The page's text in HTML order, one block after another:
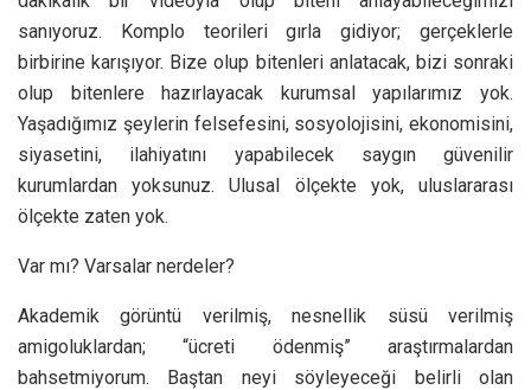
sanıyoruz. Komplo teorileri gırla gidiyor; gerçeklerle
birbirine karışıyor. Bize olup bitenleri anlatacak, bizi sonraki
olup bitenlere hazırlayacak kurumsal yapılarımız yok.
Yaşadığımız şeylerin felsefesini, sosyolojisini, ekonomisini,
siyasetini, ilahiyatını yapabilecek saygın güvenilir
kurumlardan yoksunuz. Ulusal ölçekte yok, uluslararası
ölçekte zaten yok.
Var mı? Varsalar nerdeler?
Akademik görüntü verilmiş, nesnellik süsü verilmiş
amigoluklardan; “ücreti ödenmiş” araştırmalardan
bahsetmiyorum. Baştan neyi söyleyeceği belirli olan